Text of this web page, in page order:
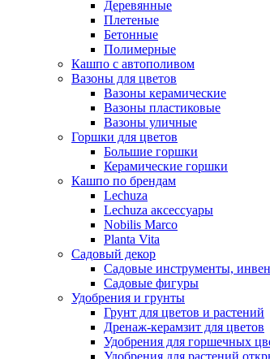
Деревянные
Плетеные
Бетонные
Полимерные
Кашпо с автополивом
Вазоны для цветов
Вазоны керамические
Вазоны пластиковые
Вазоны уличные
Горшки для цветов
Большие горшки
Керамические горшки
Кашпо по брендам
Lechuza
Lechuza аксессуары
Nobilis Marco
Planta Vita
Садовый декор
Садовые инструменты,
Садовые фигуры
Удобрения и грунты
Грунт для цветов и растений
Дренаж-керамзит для цветов
Удобрения для горшечных
Удобрения для растений